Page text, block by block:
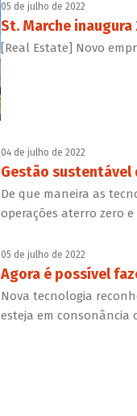
05 de julho de 2022
St. Marche
[Real Estate] Novo
04 de julho de 2022
Gestão sustentável
De que maneira as
operações aterro zero
05 de julho de 2022
Agora é possível
Nova tecnologia
esteja em consonância